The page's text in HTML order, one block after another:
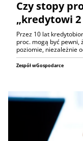
Czy stopy
„kredytowi 2
Przez 10 lat
proc. mogą być pewni,
poziomie, niezależnie
Zespół wGospodarce